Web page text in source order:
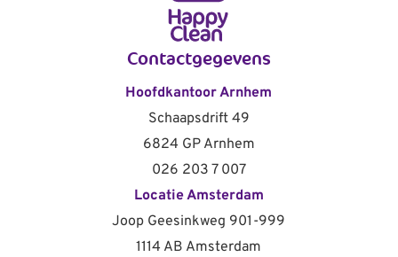
Contactgegevens
Hoofdkantoor Arnhem
Schaapsdrift 49
6824 GP Arnhem
026 203 7 007
Locatie Amsterdam
Joop Geesinkweg 901-999
1114 AB Amsterdam